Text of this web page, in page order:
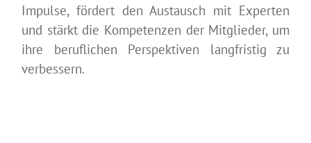
Impulse, fördert den Austausch mit Experten
und stärkt die Kompetenzen der Mitglieder, um
ihre beruflichen Perspektiven langfristig zu
verbessern.